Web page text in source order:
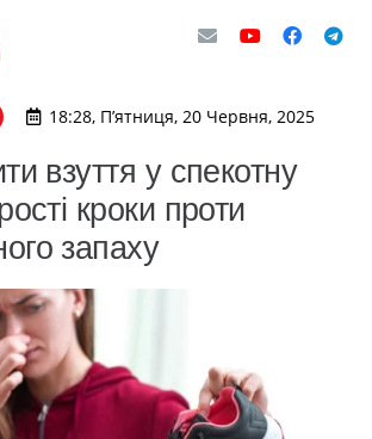
18:28, П’ятниця, 20 Червня, 2025
взуття у спекотну
кроки проти
запаху